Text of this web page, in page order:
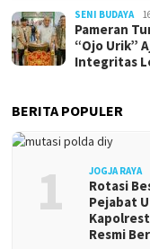
SENI BUDAYA
Pameran
“Ojo Urik”
Integritas
BERITA POPULER
1 JOGJA RAYA
Rotasi
Pejabat
Resmi